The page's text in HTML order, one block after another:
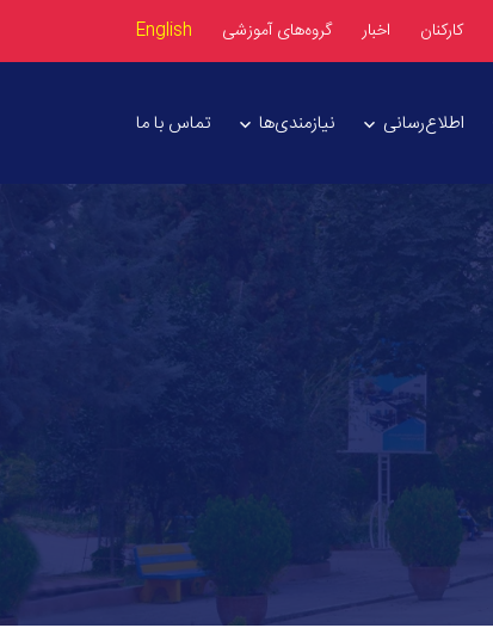
کارکنان اخبار گروه‌های آموزشی English
اطلاع‌رسانی نیازمندی‌ها تماس با ما